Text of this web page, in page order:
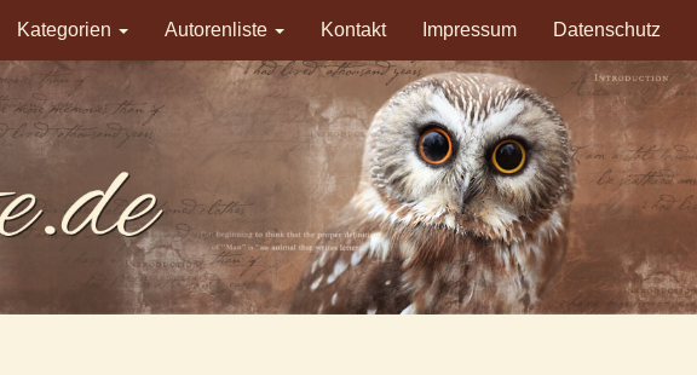
Kategorien Autorenliste Kontakt Impressum Datenschutz